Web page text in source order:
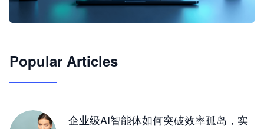
JimoClaw 桌面 AI Agent 工作台
Popular Articles
企业级AI智能体如何突破效率孤岛，实